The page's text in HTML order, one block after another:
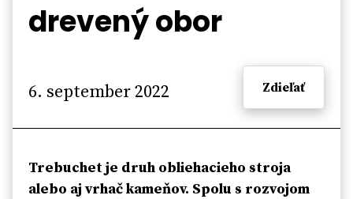
drevený obor
6. september 2022 Zdieľať
Trebuchet je druh obliehacieho stroja
alebo aj vrhač kameňov. Spolu s rozvojom